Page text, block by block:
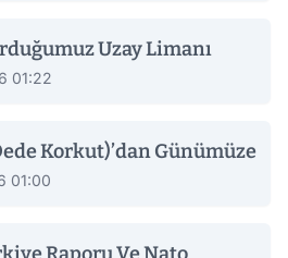
Uzay Limanı
01:22
Korkut)’dan Günümüze
01:00